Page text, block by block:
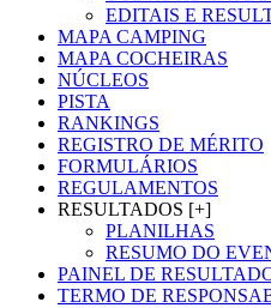
EDITAIS E
MAPA CAMPING
MAPA COCHEIRAS
NÚCLEOS
PISTA
RANKINGS
REGISTRO DE MÉRITO
FORMULÁRIOS
REGULAMENTOS
RESULTADOS [+]
PLANILHAS
RESUMO DO
PAINEL DE
TERMO DE